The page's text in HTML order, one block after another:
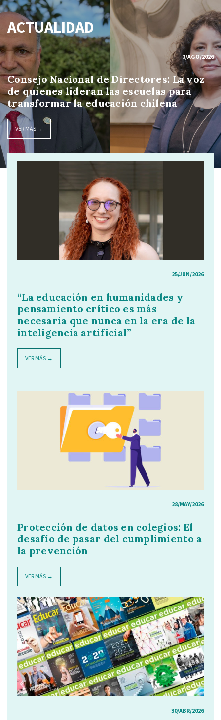
ACTUALIDAD
3/AGO/2026
Consejo Nacional de Directores: La voz
de quienes lideran las escuelas para
transformar la educación chilena
VER MÁS →
25/JUN/2026
“La educación en humanidades y
pensamiento crítico es más
necesaria que nunca en la era de la
inteligencia artificial”
VER MÁS →
28/MAY/2026
Protección de datos en colegios: El
desafío de pasar del cumplimiento a
la prevención
VER MÁS →
30/ABR/2026